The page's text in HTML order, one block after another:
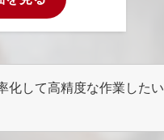
化して高精度な作業したい